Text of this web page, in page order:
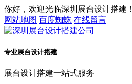
你好，欢迎光临深圳展台设计搭建！
网站地图 百度蜘蛛 在线留言
专业展台设计搭建
展台设计搭建一站式服务